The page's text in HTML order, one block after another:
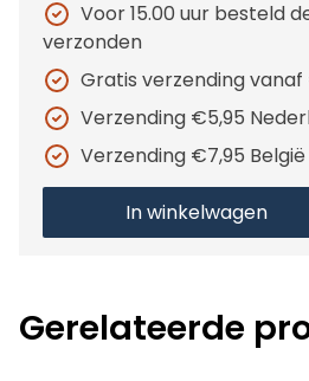
Voor 15.00 uur besteld
verzonden
Gratis verzending
Verzending €5,95
Verzending €7,95 België
In winkelwagen
Gerelateerde